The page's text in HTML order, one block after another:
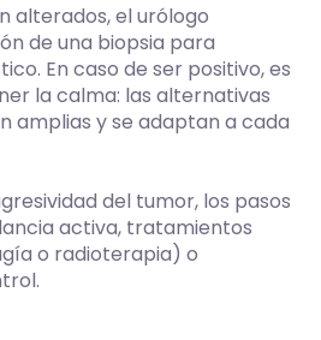
alterados, el urólogo
de una biopsia para
En caso de ser positivo, es
la calma: las alternativas
amplias y se adaptan a cada
del tumor, los pasos
activa, tratamientos
o radioterapia) o